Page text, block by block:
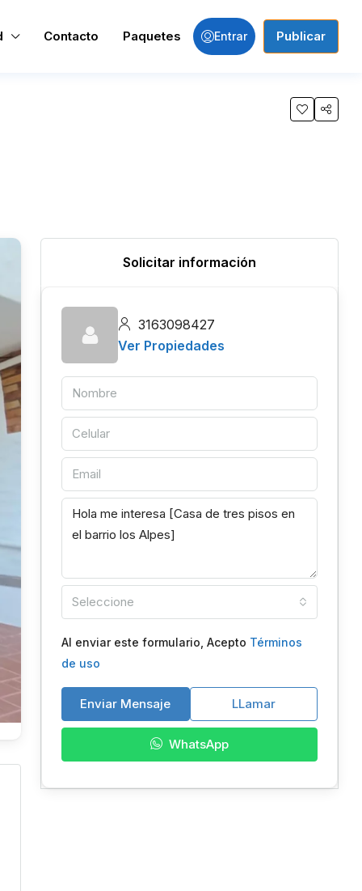
Contacto Paquetes Entrar Publicar
Solicitar información
3163098427
Ver Propiedades
Seleccione
Al enviar este formulario, Acepto Términos
de uso
Enviar Mensaje LLamar
WhatsApp